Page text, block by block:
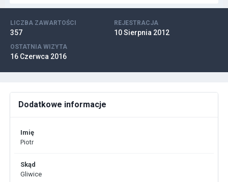
LICZBA ZAWARTOŚCI
357
REJESTRACJA
10 Sierpnia 2012
OSTATNIA WIZYTA
16 Czerwca 2016
Dodatkowe informacje
Imię
Piotr
Skąd
Gliwice